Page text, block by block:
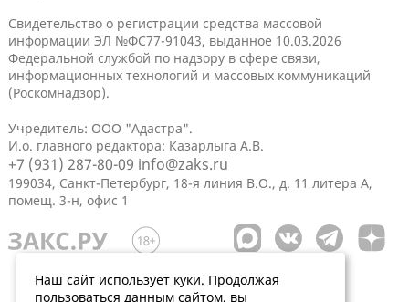
Свидетельство о регистрации средства массовой
информации ЭЛ №ФС77-91043, выданное 10.03.2026
Федеральной службой по надзору в сфере связи,
информационных технологий и массовых коммуникаций
(Роскомнадзор).
Учредитель: ООО "Адастра".
И.о. главного редактора: Казарлыга А.В.
+7 (931) 287-80-09 info@zaks.ru
199034, Санкт-Петербург, 18-я линия В.О., д. 11 литера А,
помещ. 3-н, офис 1
Наш сайт использует куки. Продолжая
пользоваться данным сайтом, вы